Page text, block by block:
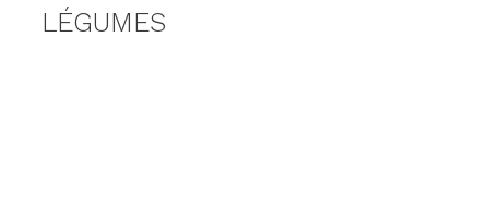
LÉGUMES